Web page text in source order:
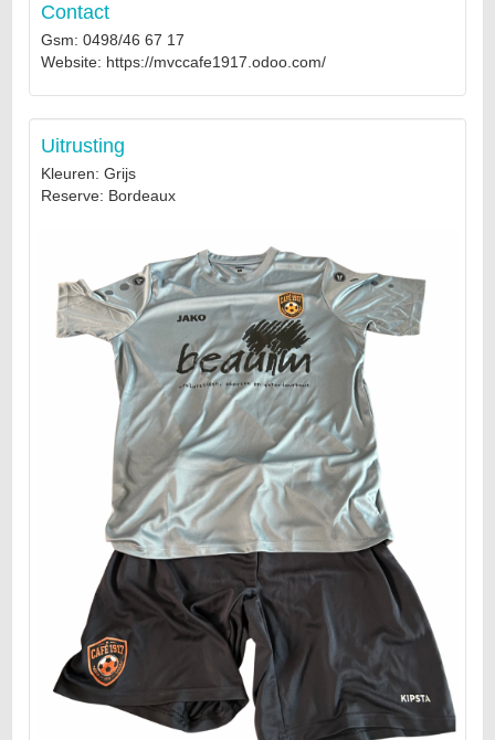
Contact
Gsm: 0498/46 67 17
Website: https://mvccafe1917.odoo.com/
Uitrusting
Kleuren: Grijs
Reserve: Bordeaux